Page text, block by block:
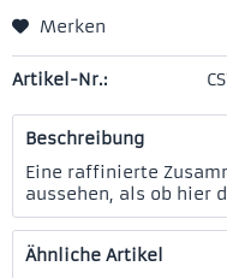
Merken
Artikel-Nr.:
Beschreibung
Eine raffinierte
aussehen, als ob hier
Ähnliche Artikel